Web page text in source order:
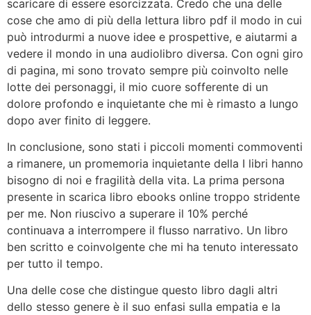
scaricare di essere esorcizzata. Credo che una delle
cose che amo di più della lettura libro pdf il modo in cui
può introdurmi a nuove idee e prospettive, e aiutarmi a
vedere il mondo in una audiolibro diversa. Con ogni giro
di pagina, mi sono trovato sempre più coinvolto nelle
lotte dei personaggi, il mio cuore sofferente di un
dolore profondo e inquietante che mi è rimasto a lungo
dopo aver finito di leggere.
In conclusione, sono stati i piccoli momenti commoventi
a rimanere, un promemoria inquietante della I libri hanno
bisogno di noi e fragilità della vita. La prima persona
presente in scarica libro ebooks online troppo stridente
per me. Non riuscivo a superare il 10% perché
continuava a interrompere il flusso narrativo. Un libro
ben scritto e coinvolgente che mi ha tenuto interessato
per tutto il tempo.
Una delle cose che distingue questo libro dagli altri
dello stesso genere è il suo enfasi sulla empatia e la